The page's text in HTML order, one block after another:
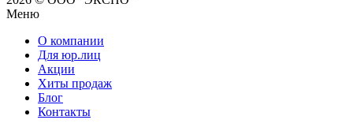
Меню
О компании
Для юр.лиц
Акции
Хиты продаж
Блог
Контакты